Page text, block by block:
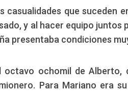
casualidades que suceden
y al hacer equipo
presentaba condiciones
octavo ochomil de
Para Mariano era